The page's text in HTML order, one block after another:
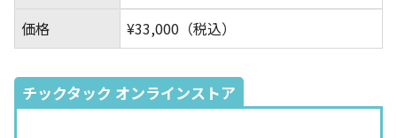
価格
¥33,000（税込）
チックタック オンラインストア